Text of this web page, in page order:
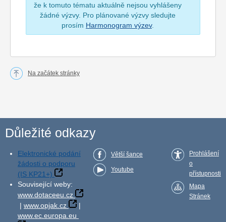
že k tomuto tématu aktuálně nejsou vyhlášeny
žádné výzvy. Pro plánované výzvy sledujte
prosím Harmonogram výzev.
Na začátek stránky
Důležité odkazy
Elektronické podání
žádosti o podporu
(IS KP21+)
Související weby:
www.dotaceeu.cz
| www.opjak.cz
|
www.ec.europa.eu
Větší šance
Youtube
Prohlášení
o
přístupnosti
Mapa
Stránek